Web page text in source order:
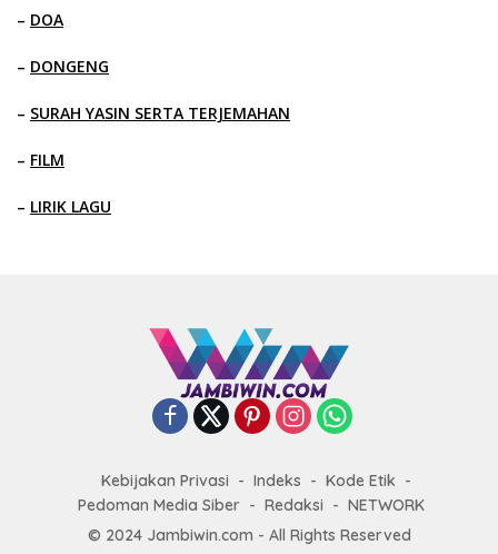
– DOA
– DONGENG
– SURAH YASIN SERTA TERJEMAHAN
– FILM
– LIRIK LAGU
Kebijakan Privasi Indeks
Kode Etik
Pedoman Media Siber
Redaksi
NETWORK
© 2024 Jambiwin.com - All Rights Reserved